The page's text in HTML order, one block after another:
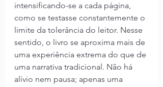
intensificando-se a cada página,
como se testasse constantemente o
limite da tolerância do leitor. Nesse
sentido, o livro se aproxima mais de
uma experiência extrema do que de
uma narrativa tradicional. Não há
alívio nem pausa; apenas uma